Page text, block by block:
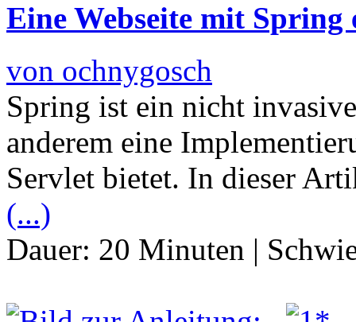
Eine Webseite mit Spring
von ochnygosch
Spring ist ein nicht
anderem eine
Servlet bietet. In dieser
(...)
Dauer: 20 Minuten |